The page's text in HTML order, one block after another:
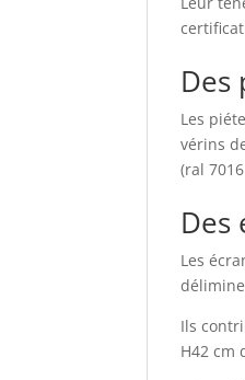
Des
Les
vérins
(ral
Des
Les
Ils
H42 cm